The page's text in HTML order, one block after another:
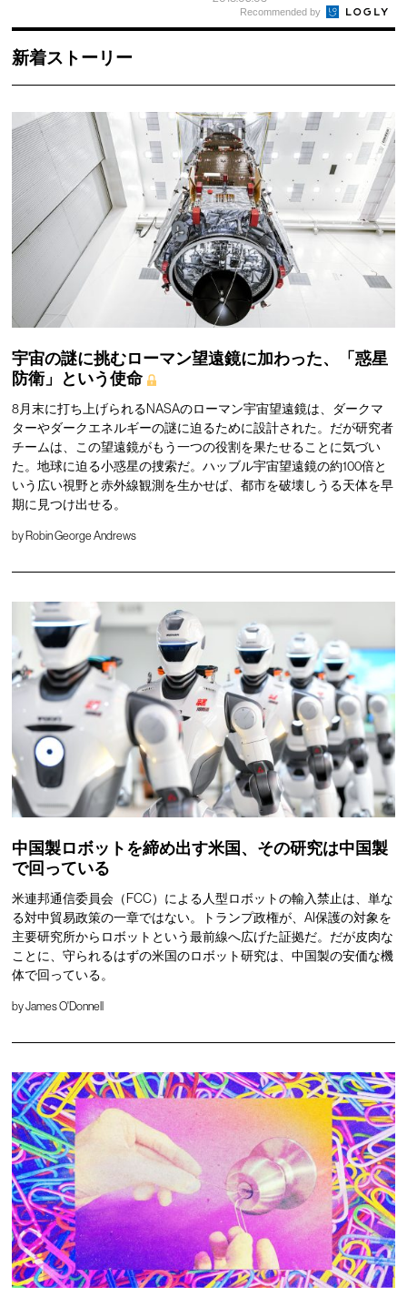
Recommended by
新着ストーリー
宇宙の謎に挑むローマン望遠鏡に加わった、「惑星
防衛」という使命
8月末に打ち上げられるNASAのローマン宇宙望遠鏡は、ダークマ
ターやダークエネルギーの謎に迫るために設計された。だが研究者
チームは、この望遠鏡がもう一つの役割を果たせることに気づい
た。地球に迫る小惑星の捜索だ。ハッブル宇宙望遠鏡の約100倍と
いう広い視野と赤外線観測を生かせば、都市を破壊しうる天体を早
期に見つけ出せる。
by Robin George Andrews
中国製ロボットを締め出す米国、その研究は中国製
で回っている
米連邦通信委員会（FCC）による人型ロボットの輸入禁止は、単な
る対中貿易政策の一章ではない。トランプ政権が、AI保護の対象を
主要研究所からロボットという最前線へ広げた証拠だ。だが皮肉な
ことに、守られるはずの米国のロボット研究は、中国製の安価な機
体で回っている。
byJames O'Donnell